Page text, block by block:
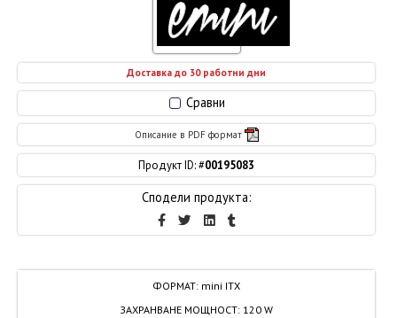
ФОРМАТ: mini ITX
ЗАХРАНВАНЕ МОЩНОСТ: 120 W
Сравни
Описание в PDF формат
Продукт ID: #00195083
Сподели продукта:
Доставка до 30 работни дни